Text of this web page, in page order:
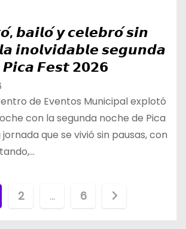
𝙗𝙖𝙞𝙡𝙤́ 𝙮 𝙘𝙚𝙡𝙚𝙗𝙧𝙤́ 𝙨𝙞𝙣
𝙞𝙣𝙤𝙡𝙫𝙞𝙙𝙖𝙗𝙡𝙚 𝙨𝙚𝙜𝙪𝙣𝙙𝙖
𝙁𝙚𝙨𝙩 𝟮𝟬𝟮𝟲
de Eventos Municipal explotó
con la segunda noche de Pica
jornada que se vivió sin pausas, con
2 … 6